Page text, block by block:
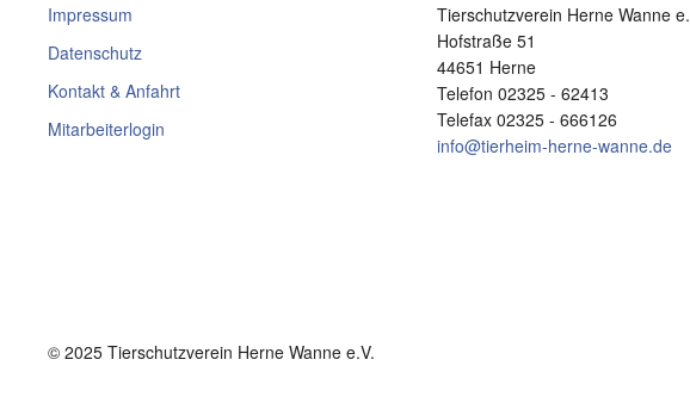
Impressum
Datenschutz
Kontakt & Anfahrt
Mitarbeiterlogin
Tierschutzverein Herne Wanne
Hofstraße 51
44651 Herne
Telefon 02325 - 62413
Telefax 02325 - 666126
info@tierheim-herne-wanne.de
© 2025 Tierschutzverein Herne Wanne e.V.